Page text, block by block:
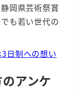
岡県芸術祭賞
も若い世代の
日制への想い
アンケ